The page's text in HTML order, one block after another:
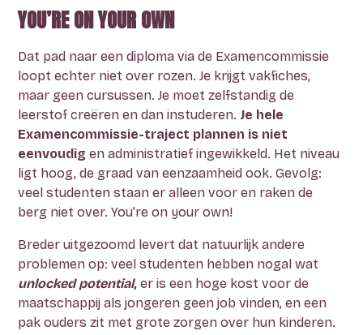
YOU’RE ON YOUR OWN
Dat pad naar een diploma via de Examencommissie
loopt echter niet over rozen. Je krijgt vakfiches,
maar geen cursussen. Je moet zelfstandig de
leerstof creëren en dan instuderen. Je hele
Examencommissie-traject plannen is niet
eenvoudig en administratief ingewikkeld. Het niveau
ligt hoog, de graad van eenzaamheid ook. Gevolg:
veel studenten staan er alleen voor en raken de
berg niet over. You’re on your own!
Breder uitgezoomd levert dat natuurlijk andere
problemen op: veel studenten hebben nogal wat
unlocked potential, er is een hoge kost voor de
maatschappij als jongeren geen job vinden, en een
pak ouders zit met grote zorgen over hun kinderen.